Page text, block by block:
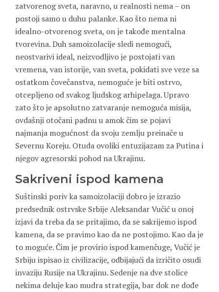
zatvorenog sveta, naravno, u realnosti nema – on
postoji samo u duhu palanke. Kao što nema ni
idealno-otvorenog sveta, on je takođe mentalna
tvorevina. Duh samoizolacije sledi nemogući,
neostvarivi ideal, neizvodljivo je postojati van
vremena, van istorije, van sveta, pokidati sve veze sa
ostatkom čovečanstva, nemoguće je biti ostrvo,
otcepljeno od svakog ljudskog arhipelaga. Upravo
zato što je apsolutno zatvaranje nemoguća misija,
ovdašnji otočani padnu u amok čim se pojavi
najmanja mogućnost da svoju zemlju preinače u
Severnu Koreju. Otuda ovoliki entuzijazam za Putina i
njegov agresorski pohod na Ukrajinu.
Sakriveni ispod kamena
Suštinski poriv ka samoizolaciji dobro je izrazio
predsednik ostrvske Srbije Aleksandar Vučić u onoj
izjavi da treba da se pritajimo, da se sakrijemo ispod
kamena, da se pravimo kao da ne postojimo. Kao da je
to moguće. Čim je provirio ispod kamenčuge, Vučić je
Srbiju ispisao iz civilizacije, odbijajući da izričito osudi
invaziju Rusije na Ukrajinu. Sedenje na dve stolice
nekima deluje kao mudra strategija, bar dok ne dođe